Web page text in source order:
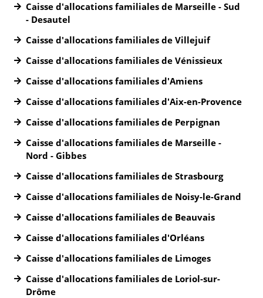
Caisse d'allocations familiales de Marseille - Sud
- Desautel
Caisse d'allocations familiales de Villejuif
Caisse d'allocations familiales de Vénissieux
Caisse d'allocations familiales d'Amiens
Caisse d'allocations familiales d'Aix-en-Provence
Caisse d'allocations familiales de Perpignan
Caisse d'allocations familiales de Marseille -
Nord - Gibbes
Caisse d'allocations familiales de Strasbourg
Caisse d'allocations familiales de Noisy-le-Grand
Caisse d'allocations familiales de Beauvais
Caisse d'allocations familiales d'Orléans
Caisse d'allocations familiales de Limoges
Caisse d'allocations familiales de Loriol-sur-
Drôme